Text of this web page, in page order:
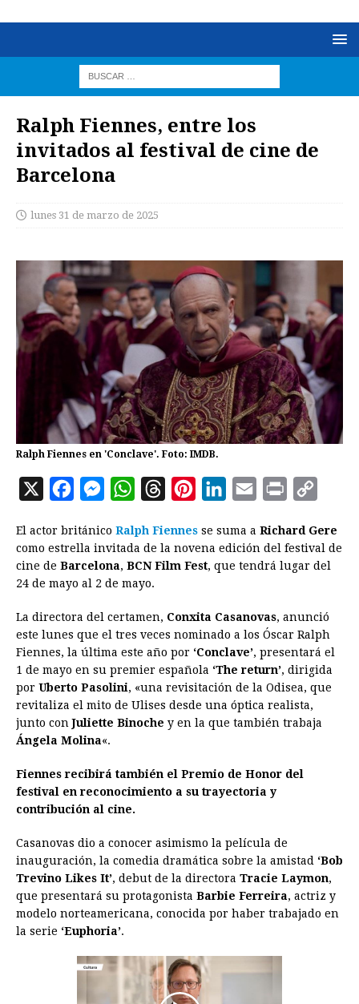
Ralph Fiennes, entre los
invitados al festival de cine de
Barcelona
lunes 31 de marzo de 2025
Ralph Fiennes en 'Conclave'. Foto: IMDB.
X
c
e
b
o
k
M
s
s
e
g
e
r
W
a
t
s
p
p
r
e
s
n
t
r
e
s
t
n
k
I
n
a
i
i
n
p
y
i
n
k
El actor británico Ralph Fiennes se suma a Richard Gere
como estrella invitada de la novena edición del festival de
cine de Barcelona, BCN Film Fest, que tendrá lugar del
24 de mayo al 2 de mayo.
La directora del certamen, Conxita Casanovas, anunció
este lunes que el tres veces nominado a los Óscar Ralph
Fiennes, la última este año por ‘Conclave’, presentará el
1 de mayo en su premier española ‘The return’, dirigida
por Uberto Pasolini, «una revisitación de la Odisea, que
revitaliza el mito de Ulises desde una óptica realista,
junto conJuliette Binoche y en la que también trabaja
Ángela Molina«.
Fiennes recibirá también el Premio de Honor del
festival en reconocimiento a su trayectoria y
contribución al cine.
Casanovas dio a conocer asimismo la película de
inauguración, la comedia dramática sobre la amistad ‘Bob
Trevino Likes It’, debut de la directora Tracie Laymon,
que presentará su protagonista Barbie Ferreira, actriz y
modelo norteamericana, conocida por haber trabajado en
la serie ‘Euphoria’.